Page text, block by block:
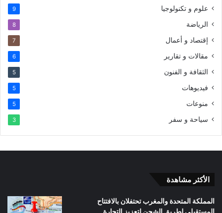
علوم و تكنولوجيا 9
الرياضة 8
إقتصاد و أعمال 7
مقالات و تقارير 6
الثقافة و الفنون 5
فيديوهات 5
منوعات 5
سياحة و سفر 3
الأكثر مشاهدة
المملكة المتحدة والمغرب تحتفلان بالافتتاح
المستقبلي لطريق الشحن لتعزيز التجارة